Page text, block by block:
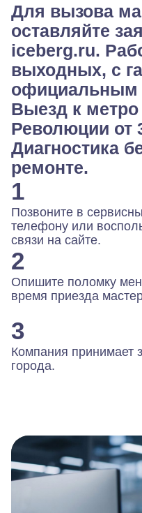
Для вызова
оставляйте
iceberg.ru.
выходных, с
официальным
Выезд к метро
Революции от
Диагностика
ремонте.
1
Позвоните в
телефону или
связи на сайте.
2
Опишите поломку
время приезда
3
Компания принимает
города.